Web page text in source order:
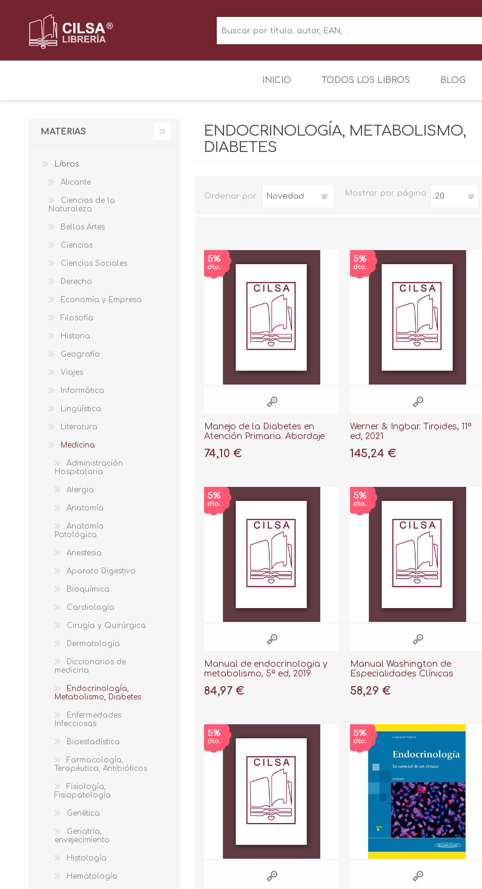
INICIO TODOS LOS LIBROS BLOG
ENDOCRINOLOGÍA, METABOLISMO,
DIABETES
Ordenar por Mostrar por página
Manejo de la Diabetes en
Atención Primaria. Abordaje
74,10 €
Werner & Ingbar. Tiroides, 11º
ed, 2021
145,24 €
Manual de endocrinologia y
metabolismo, 5ª ed, 2019
84,97 €
Manual Washington de
Especialidades Clínicas
58,29 €
MATERIAS
Libros
Alicante
Ciencias de la
Naturaleza
Bellas Artes
Ciencias
Ciencias Sociales
Derecho
Economía y Empresa
Filosofía
Historia
Geografía
Viajes
Informática
Lingüística
Literatura
Medicina
Administración
Hospitalaria
Alergia
Anatomía
Anatomía
Patológica
Anestesia
Aparato Digestivo
Bioquímica
Cardiología
Cirugía y Quirúrgica
Dermatología
Diccionarios de
medicina
Endocrinología,
Metabolismo, Diabetes
Enfermedades
Infecciosas
Bioestadística
Farmacología,
Terapéutica, Antibióticos
Fisiología,
Fisiopatología
Genética
Geriatría,
envejecimiento
Histología
Hematología